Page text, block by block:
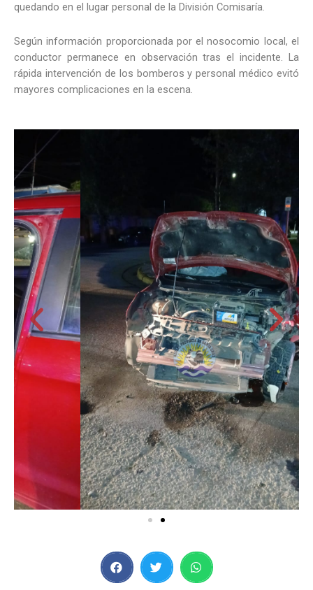
quedando en el lugar personal de la División Comisaría.
Según información proporcionada por el nosocomio local, el
conductor permanece en observación tras el incidente. La
rápida intervención de los bomberos y personal médico evitó
mayores complicaciones en la escena.